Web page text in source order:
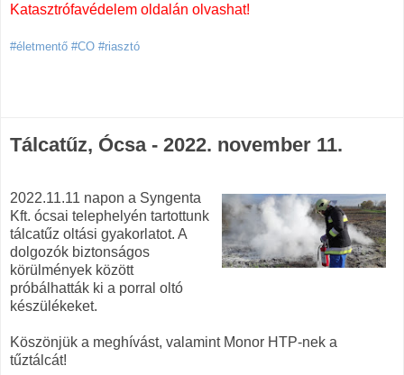
Katasztrófavédelem oldalán olvashat!
#életmentő #CO #riasztó
Tálcatűz, Ócsa - 2022. november 11.
2022.11.11 napon a Syngenta
Kft. ócsai telephelyén tartottunk
tálcatűz oltási gyakorlatot. A
dolgozók biztonságos
körülmények között
próbálhatták ki a porral oltó
készülékeket.
Köszönjük a meghívást, valamint Monor HTP-nek a
tűztálcát!